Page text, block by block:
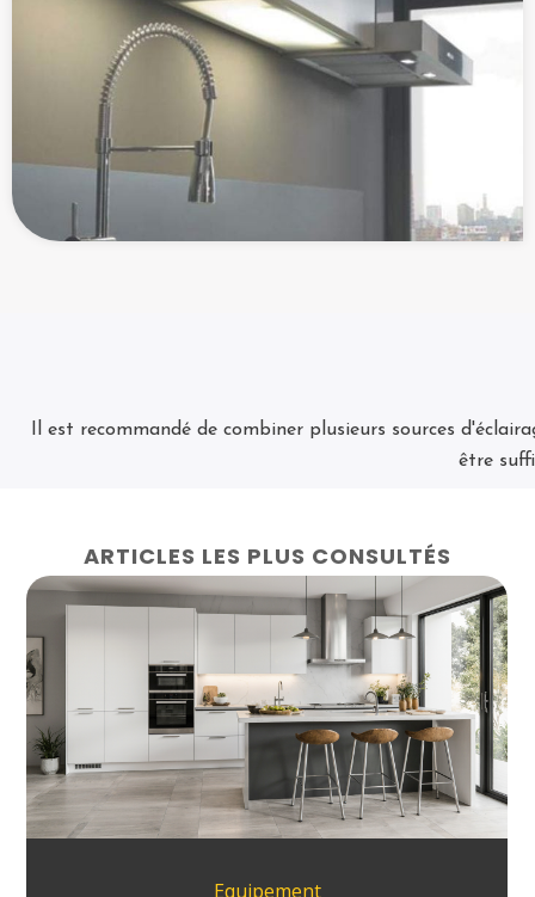
Il est recommandé de combiner plusieurs sources
être
ARTICLES LES PLUS CONSULTÉS
Equipement